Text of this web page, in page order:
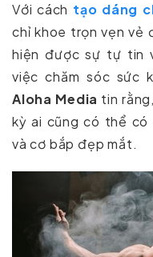
Với cách tạo dáng
chỉ khoe trọn vẹn vẻ
hiện được sự tự tin
việc chăm sóc sức
Aloha Media tin
kỳ ai cũng có thể
và cơ bắp đẹp mắt.